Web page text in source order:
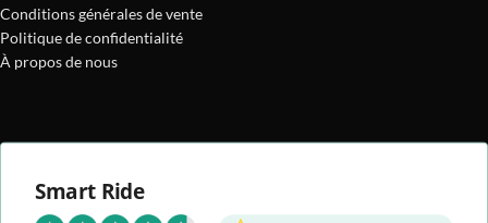
Conditions générales de vente
Politique de confidentialité
À propos de nous
Smart Ride